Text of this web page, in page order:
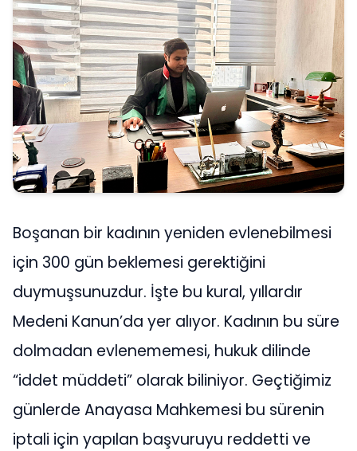
Boşanan bir kadının yeniden evlenebilmesi
için 300 gün beklemesi gerektiğini
duymuşsunuzdur. İşte bu kural, yıllardır
Medeni Kanun’da yer alıyor. Kadının bu süre
dolmadan evlenememesi, hukuk dilinde
“iddet müddeti” olarak biliniyor. Geçtiğimiz
günlerde Anayasa Mahkemesi bu sürenin
iptali için yapılan başvuruyu reddetti ve